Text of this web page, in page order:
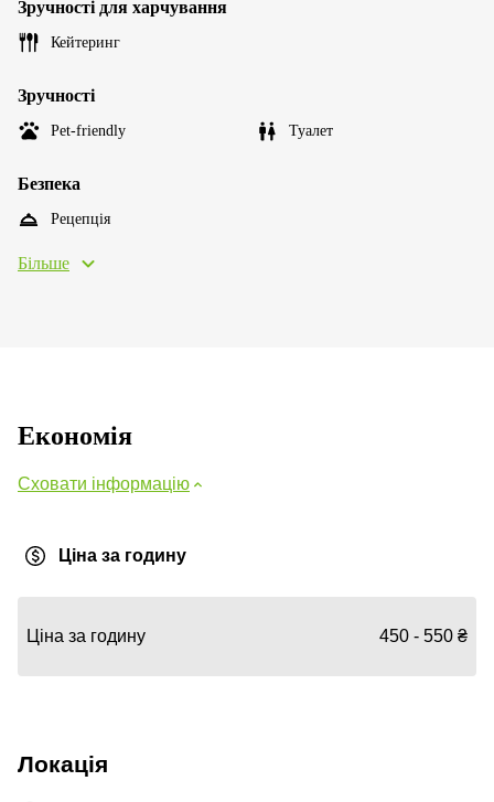
Зручності для харчування
Кейтеринг
Зручності
Pet-friendly Туалет
Безпека
Рецепція
Більше
Економія
Сховати інформацію
Ціна за годину
Ціна за годину 450 - 550 ₴
Локація